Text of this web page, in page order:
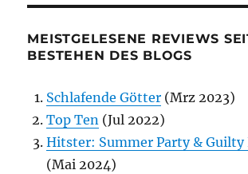
MEISTGELESENE REVIEWS
BESTEHEN DES BLOGS
Schlafende Götter (Mrz 2023)
Top Ten (Jul 2022)
Hitster: Summer Party & Guilty
(Mai 2024)